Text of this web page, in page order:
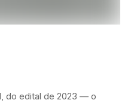
do edital de 2023 — o